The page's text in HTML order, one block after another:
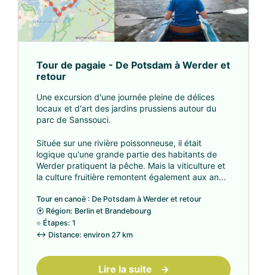
Tour de pagaie - De Potsdam à Werder et
retour
Une excursion d'une journée pleine de délices
locaux et d'art des jardins prussiens autour du
parc de Sanssouci.
Située sur une rivière poissonneuse, il était
logique qu'une grande partie des habitants de
Werder pratiquent la pêche. Mais la viticulture et
la culture fruitière remontent également aux an...
Tour en canoë : De Potsdam à Werder et retour
⦿ Région: Berlin et Brandebourg
⟐ Étapes: 1
↔ Distance: environ 27 km
Lire la suite →